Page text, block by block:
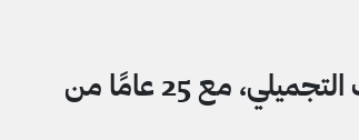
سيلكور هي شركة رائدة في مجال الليزر والطب التجميلي، مع 25 عامًا من